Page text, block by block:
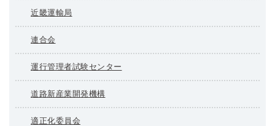
近畿運輸局
連合会
運行管理者試験センター
道路新産業開発機構
適正化委員会